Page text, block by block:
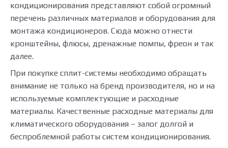
кондиционирования представляют собой огромный
перечень различных материалов и оборудования для
монтажа кондиционеров. Сюда можно отнести
кронштейны, флюсы, дренажные помпы, фреон и так
далее.
При покупке сплит-системы необходимо обращать
внимание не только на бренд производителя, но и на
используемые комплектующие и расходные
материалы. Качественные расходные материалы для
климатического оборудования – залог долгой и
беспроблемной работы систем кондиционирования.